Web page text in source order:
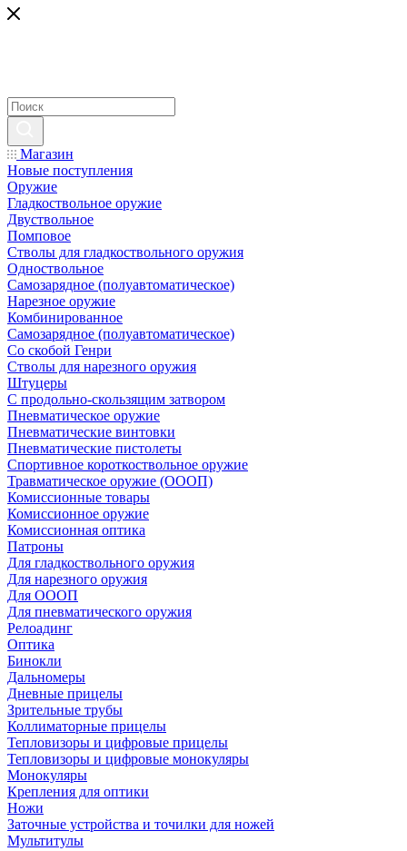
Магазин
Новые поступления
Оружие
Гладкоствольное оружие
Двуствольное
Помповое
Стволы для гладкоствольного оружия
Одноствольное
Самозарядное (полуавтоматическое)
Нарезное оружие
Комбинированное
Самозарядное (полуавтоматическое)
Со скобой Генри
Стволы для нарезного оружия
Штуцеры
С продольно-скользящим затвором
Пневматическое оружие
Пневматические винтовки
Пневматические пистолеты
Спортивное короткоствольное оружие
Травматическое оружие (ОООП)
Комиссионные товары
Комиссионное оружие
Комиссионная оптика
Патроны
Для гладкоствольного оружия
Для нарезного оружия
Для ОООП
Для пневматического оружия
Релоадинг
Оптика
Бинокли
Дальномеры
Дневные прицелы
Зрительные трубы
Коллиматорные прицелы
Тепловизоры и цифровые прицелы
Тепловизоры и цифровые монокуляры
Монокуляры
Крепления для оптики
Ножи
Заточные устройства и точилки для ножей
Мультитулы